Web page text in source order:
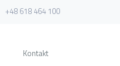
+48 618 464 100
Kontakt